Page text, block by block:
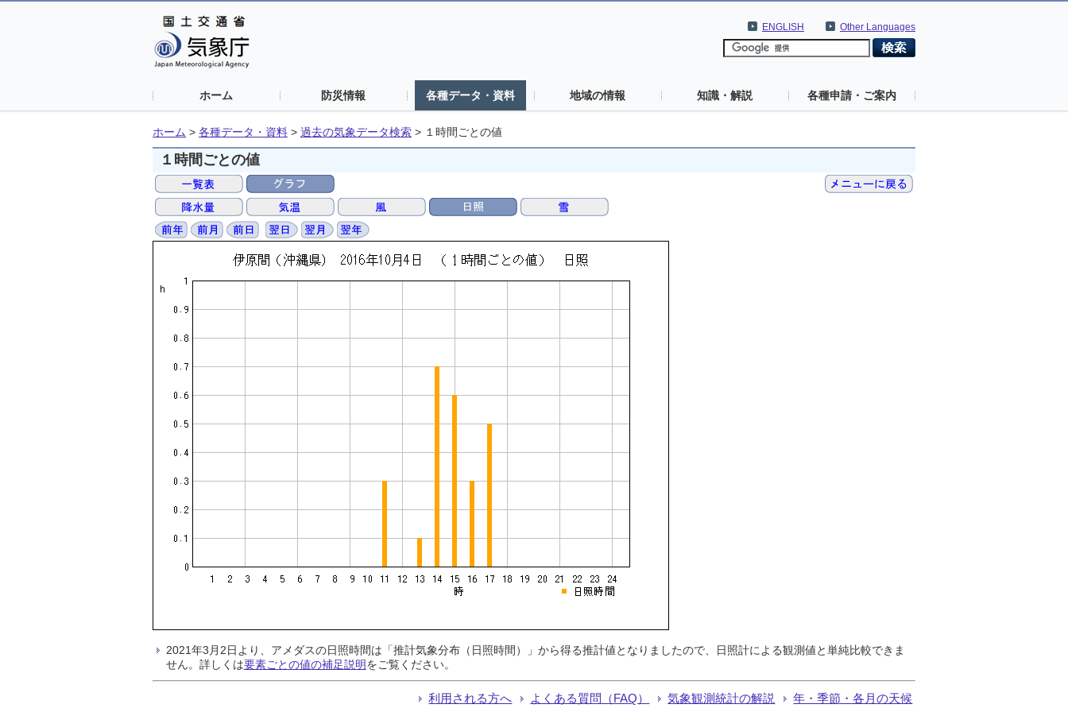
Other Languages
ENGLISH
ホーム 防災情報 各種データ・資料 地域の情報 知識・解説 各種申請・ご案内
ホーム > 各種データ・資料 > 過去の気象データ検索 > １時間ごとの値
１時間ごとの値
2021年3月2日より、アメダスの日照時間は「推計気象分布（日照時間）」から得る推計値となりましたので、日照計による観測値と単純比較できま
せん。詳しくは要素ごとの値の補足説明をご覧ください。
利用される方へ よくある質問（FAQ） 気象観測統計の解説 年・季節・各月の天候